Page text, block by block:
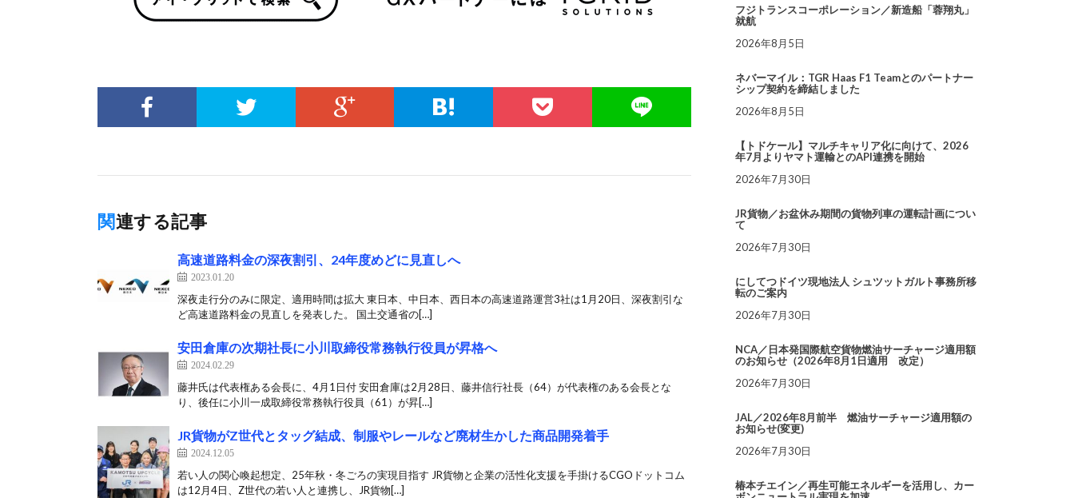
関連する記事
高速道路料金の深夜割引、24年度めどに見直しへ
2023.01.20
深夜走行分のみに限定、適用時間は拡大 東日本、中日本、西日本の高速道路運営3社は1月20日、深夜割引な
ど高速道路料金の見直しを発表した。 国土交通省の[…]
安田倉庫の次期社長に小川取締役常務執行役員が昇格へ
2024.02.29
藤井氏は代表権ある会長に、4月1日付 安田倉庫は2月28日、藤井信行社長（64）が代表権のある会長とな
り、後任に小川一成取締役常務執行役員（61）が昇[…]
JR貨物がZ世代とタッグ結成、制服やレールなど廃材生かした商品開発着手
2024.12.05
若い人の関心喚起想定、25年秋・冬ごろの実現目指す JR貨物と企業の活性化支援を手掛けるCGOドットコム
は12月4日、Z世代の若い人と連携し、JR貨物[…]
フジトランスコーポレーション／新造船「蓉翔丸」
就航
2026年8月5日
ネバーマイル：TGR Haas F1 Teamとのパートナー
シップ契約を締結しました
2026年8月5日
【トドケール】マルチキャリア化に向けて、2026
年7月よりヤマト運輸とのAPI連携を開始
2026年7月30日
JR貨物／お盆休み期間の貨物列車の運転計画につい
て
2026年7月30日
にしてつドイツ現地法人 シュツットガルト事務所移
転のご案内
2026年7月30日
NCA／日本発国際航空貨物燃油サーチャージ適用額
のお知らせ（2026年8月1日適用 改定）
2026年7月30日
JAL／2026年8月前半 燃油サーチャージ適用額の
お知らせ(変更)
2026年7月30日
椿本チエイン／再生可能エネルギーを活用し、カー